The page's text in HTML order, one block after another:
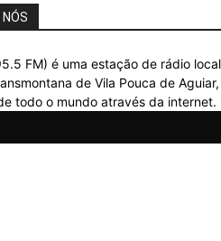
FM) é uma estação de rádio
de Vila Pouca de
todo o mundo através da internet.